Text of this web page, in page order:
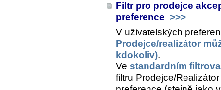
Filtr pro prodejce
preference >>>
V uživatelských
Prodejce/realizátor
kdokoliv).
Ve standardním
filtru Prodejce/Realizátor